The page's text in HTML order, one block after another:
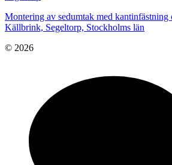
Montering av sedumtak med kantinfästning
Källbrink, Segeltorp, Stockholms län
© 2026